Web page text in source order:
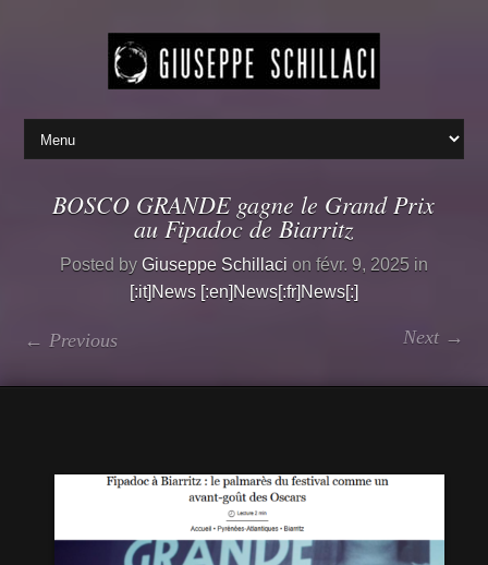
BOSCO GRANDE gagne le Grand Prix
au Fipadoc de Biarritz
Posted by Giuseppe Schillaci on févr. 9, 2025 in
[:it]News [:en]News[:fr]News[:]
Next →
← Previous